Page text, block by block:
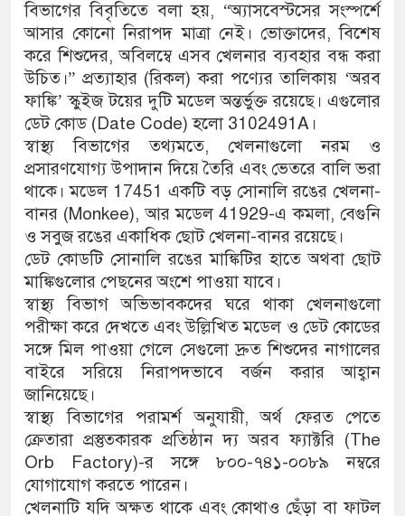
বিভাগের বিবৃতিতে বলা হয়, “অ্যাসবেস্টসের সংস্পর্শে
আসার কোনো নিরাপদ মাত্রা নেই। ভোক্তাদের, বিশেষ
করে শিশুদের, অবিলম্বে এসব খেলনার ব্যবহার বন্ধ করা
উচিত।” প্রত্যাহার (রিকল) করা পণ্যের তালিকায় ‘অরব
ফাঙ্কি’ স্কুইজ টয়ের দুটি মডেল অন্তর্ভুক্ত রয়েছে। এগুলোর
ডেট কোড (Date Code) হলো 3102491A।
স্বাস্থ্য বিভাগের তথ্যমতে, খেলনাগুলো নরম ও
প্রসারণযোগ্য উপাদান দিয়ে তৈরি এবং ভেতরে বালি ভরা
থাকে। মডেল 17451 একটি বড় সোনালি রঙের খেলনা-
বানর (Monkee), আর মডেল 41929-এ কমলা, বেগুনি
ও সবুজ রঙের একাধিক ছোট খেলনা-বানর রয়েছে।
ডেট কোডটি সোনালি রঙের মাঙ্কিটির হাতে অথবা ছোট
মাঙ্কিগুলোর পেছনের অংশে পাওয়া যাবে।
স্বাস্থ্য বিভাগ অভিভাবকদের ঘরে থাকা খেলনাগুলো
পরীক্ষা করে দেখতে এবং উল্লিখিত মডেল ও ডেট কোডের
সঙ্গে মিল পাওয়া গেলে সেগুলো দ্রুত শিশুদের নাগালের
বাইরে সরিয়ে নিরাপদভাবে বর্জন করার আহ্বান
জানিয়েছে।
স্বাস্থ্য বিভাগের পরামর্শ অনুযায়ী, অর্থ ফেরত পেতে
ক্রেতারা প্রস্তুতকারক প্রতিষ্ঠান দ্য অরব ফ্যাক্টরি (The
Orb Factory)-র সঙ্গে ৮০০-৭৪১-০০৮৯ নম্বরে
যোগাযোগ করতে পারেন।
খেলনাটি যদি অক্ষত থাকে এবং কোথাও ছেঁড়া বা ফাটল